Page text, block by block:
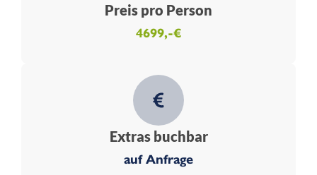
Preis pro Person
4699,-€
Extras buchbar
auf Anfrage